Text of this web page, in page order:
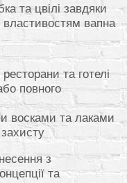
та цвілі завдяки
вапна
та готелі
повного
восками та лаками
з
та